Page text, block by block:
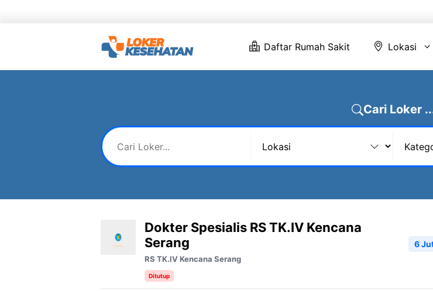
Daftar Rumah Sakit Lokasi
Cari Loker
Dokter Spesialis RS TK.IV Kencana
Serang
RS TK.IV Kencana Serang
Ditutup
6